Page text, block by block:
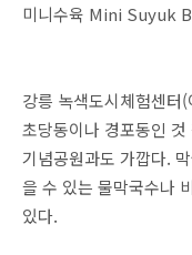
미니수육 Mini Suyuk
강릉 녹색도시체험센터
초당동이나 경포동인
기념공원과도 가깝다.
을 수 있는 물막국수나
있다.